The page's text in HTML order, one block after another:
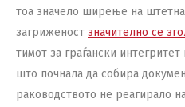
тоа значело ширење на штетна
загриженост значително се
тимот за граѓански
што почнала да собира
раководството не реагирало